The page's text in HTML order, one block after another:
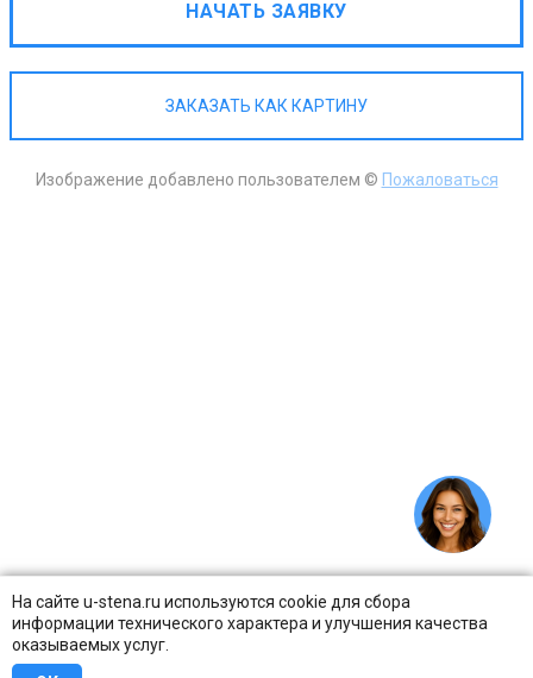
На сайте u-stena.ru используются cookie для сбора
информации технического характера и улучшения качества
оказываемых услуг.
НАЧАТЬ ЗАЯВКУ
ЗАКАЗАТЬ КАК КАРТИНУ
Изображение добавлено пользователем © Пожаловаться